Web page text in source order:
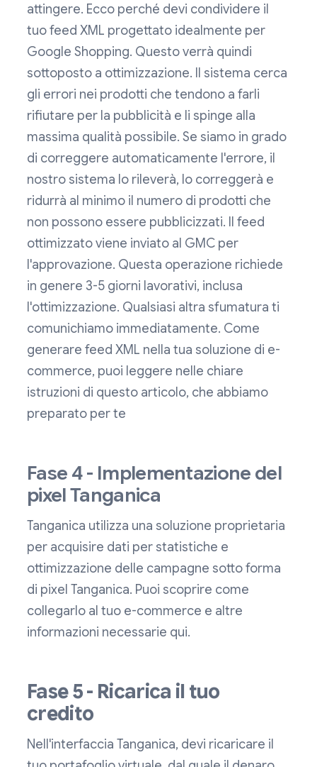
attingere. Ecco perché devi condividere il
tuo feed XML progettato idealmente per
Google Shopping. Questo verrà quindi
sottoposto a ottimizzazione. Il sistema cerca
gli errori nei prodotti che tendono a farli
rifiutare per la pubblicità e li spinge alla
massima qualità possibile. Se siamo in grado
di correggere automaticamente l'errore, il
nostro sistema lo rileverà, lo correggerà e
ridurrà al minimo il numero di prodotti che
non possono essere pubblicizzati. Il feed
ottimizzato viene inviato al GMC per
l'approvazione. Questa operazione richiede
in genere 3-5 giorni lavorativi, inclusa
l'ottimizzazione. Qualsiasi altra sfumatura ti
comunichiamo immediatamente. Come
generare feed XML nella tua soluzione di e-
commerce, puoi leggere nelle chiare
istruzioni di questo articolo, che abbiamo
preparato per te
Fase 4 - Implementazione del
pixel Tanganica
Tanganica utilizza una soluzione proprietaria
per acquisire dati per statistiche e
ottimizzazione delle campagne sotto forma
di pixel Tanganica. Puoi scoprire come
collegarlo al tuo e-commerce e altre
informazioni necessarie qui.
Fase 5 - Ricarica il tuo
credito
Nell'interfaccia Tanganica, devi ricaricare il